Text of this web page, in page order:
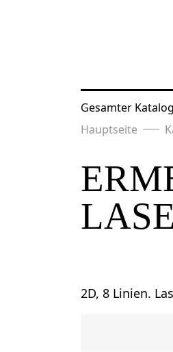
Gesamter Katalog
Hauptseite
2D, 8 Linien.